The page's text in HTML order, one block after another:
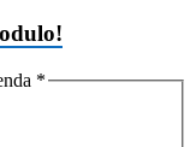
*